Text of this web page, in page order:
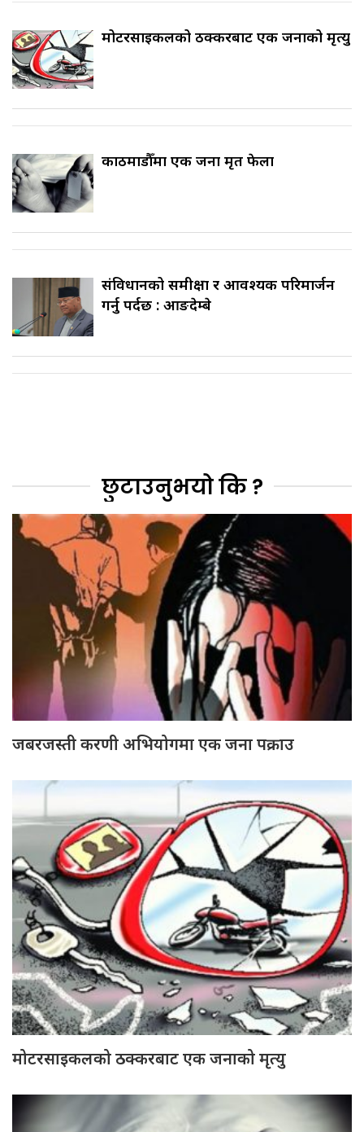
मोटरसाइकलको ठक्करबाट एक जनाको मृत्यु
काठमाडौँमा एक जना मृत फेला
संविधानको समीक्षा र आवश्यक परिमार्जन
गर्नु पर्दछ : आङदेम्बे
छुटाउनुभयो कि ?
जबरजस्ती करणी अभियोगमा एक जना पक्राउ
मोटरसाइकलको ठक्करबाट एक जनाको मृत्यु